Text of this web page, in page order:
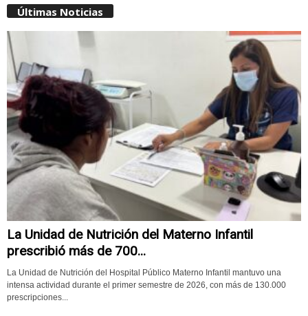
Últimas Noticias
La Unidad de Nutrición del Materno Infantil
prescribió más de 700...
La Unidad de Nutrición del Hospital Público Materno Infantil mantuvo una
intensa actividad durante el primer semestre de 2026, con más de 130.000
prescripciones...